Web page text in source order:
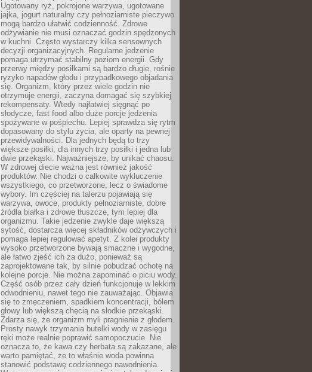
Ugotowany ryż, pokrojone warzywa, ugotowane
jajka, jogurt naturalny czy pełnoziarniste pieczywo
mogą bardzo ułatwić codzienność. Zdrowe
odżywianie nie musi oznaczać godzin spędzonych
w kuchni. Często wystarczy kilka sensownych
decyzji organizacyjnych. Regularne jedzenie
pomaga utrzymać stabilny poziom energii. Gdy
przerwy między posiłkami są bardzo długie, rośnie
ryzyko napadów głodu i przypadkowego objadania
się. Organizm, który przez wiele godzin nie
otrzymuje energii, zaczyna domagać się szybkiej
rekompensaty. Wtedy najłatwiej sięgnąć po
słodycze, fast food albo duże porcje jedzenia
spożywane w pośpiechu. Lepiej sprawdza się rytm
dopasowany do stylu życia, ale oparty na pewnej
przewidywalności. Dla jednych będą to trzy
większe posiłki, dla innych trzy posiłki i jedna lub
dwie przekąski. Najważniejsze, by unikać chaosu.
W zdrowej diecie ważna jest również jakość
produktów. Nie chodzi o całkowite wykluczenie
wszystkiego, co przetworzone, lecz o świadome
wybory. Im częściej na talerzu pojawiają się
warzywa, owoce, produkty pełnoziarniste, dobre
źródła białka i zdrowe tłuszcze, tym lepiej dla
organizmu. Takie jedzenie zwykle daje większą
sytość, dostarcza więcej składników odżywczych i
pomaga lepiej regulować apetyt. Z kolei produkty
wysoko przetworzone bywają smaczne i wygodne,
ale łatwo zjeść ich za dużo, ponieważ są
zaprojektowane tak, by silnie pobudzać ochotę na
kolejne porcje. Nie można zapominać o piciu wody.
Część osób przez cały dzień funkcjonuje w lekkim
odwodnieniu, nawet tego nie zauważając. Objawia
się to zmęczeniem, spadkiem koncentracji, bólem
głowy lub większą chęcią na słodkie przekąski.
Zdarza się, że organizm myli pragnienie z głodem.
Prosty nawyk trzymania butelki wody w zasięgu
ręki może realnie poprawić samopoczucie. Nie
oznacza to, że kawa czy herbata są zakazane, ale
warto pamiętać, że to właśnie woda powinna
stanowić podstawę codziennego nawodnienia.